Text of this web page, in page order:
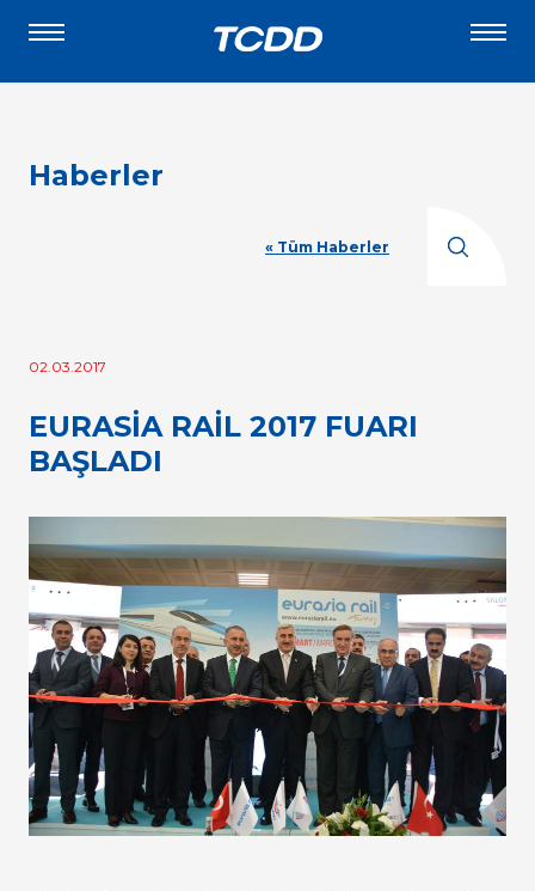
Haberler
« Tüm Haberler
02.03.2017
EURASİA RAİL 2017 FUARI
BAŞLADI